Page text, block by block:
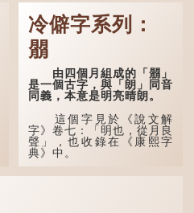
冷僻字系列：
朤
由四個月組成的「朤」
是一個古字，與「朗」同音
同義，本意是明亮晴朗。
這個字見於《說文解
字》卷七：「明也，從月良
聲」，也收錄在《康熙字
典》中。
這個字，用法頗多。